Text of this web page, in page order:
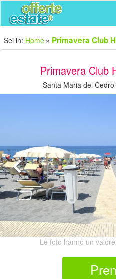
Sei in: Home Primavera Club
Primavera Club
Santa Maria del
Le foto hanno un